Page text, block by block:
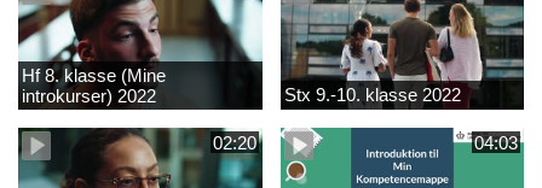
Hf 8. klasse (Mine
introkurser) 2022
Stx 9.-10. klasse 2022
02:20 04:03